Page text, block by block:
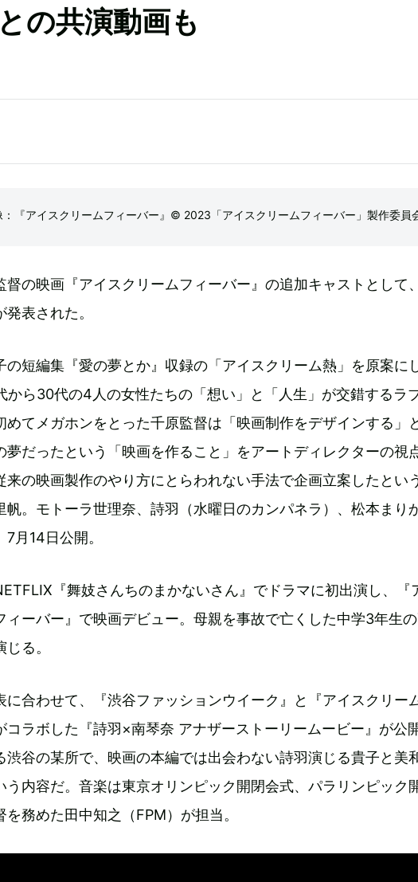
の共演動画も
：『アイスクリームフィーバー』© 2023「アイスクリームフィーバー」製作委員
督の映画『アイスクリームフィーバー』の追加キャストとして
表された。
の短編集『愛の夢とか』収録の「アイスクリーム熱」を原案に
から30代の4人の女性たちの「想い」と「人生」が交錯するラ
めてメガホンをとった千原監督は「映画制作をデザインする」
夢だったという「映画を作ること」をアートディレクターの視
来の映画製作のやり方にとらわれない手法で企画立案したとい
帆。モトーラ世理奈、詩羽（水曜日のカンパネラ）、松本まり
月14日公開。
『舞妓さんちのまかないさん』でドラマに初出演し、『
ィーバー』で映画デビュー。母親を事故で亡くした中学3年生
る。
に合わせて、『渋谷ファッションウイーク』と『アイスクリー
コラボした『詩羽×南琴奈 アナザーストーリームービー』が公
渋谷の某所で、映画の本編では出会わない詩羽演じる貴子と美
う内容だ。音楽は東京オリンピック開閉会式、パラリンピック
を務めた田中知之（FPM）が担当。